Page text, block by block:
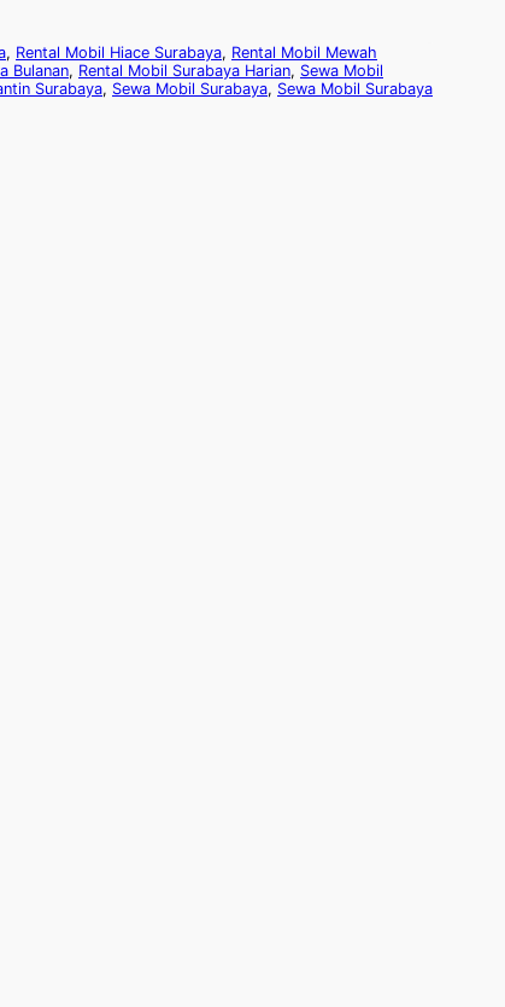
, Rental Mobil Hiace Surabaya, Rental Mobil Mewah
Bulanan, Rental Mobil Surabaya Harian, Sewa Mobil
Surabaya, Sewa Mobil Surabaya, Sewa Mobil Surabaya